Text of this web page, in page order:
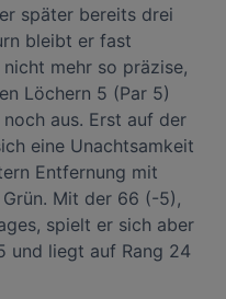
später bereits drei
bleibt er fast
mehr so präzise,
Löchern 5 (Par 5)
aus. Erst auf der
eine Unachtsamkeit
Entfernung mit
Mit der 66 (-5),
spielt er sich aber
und liegt auf Rang 24